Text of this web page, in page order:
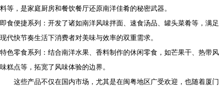
料等，是家庭厨房和餐饮餐厅还原南洋佳肴的秘密武器。
即食便捷系列：开发了诸如南洋风味拌面、速食汤品、罐头菜肴等，满足
现代快节奏生活下消费者对美味与效率的双重需求。
特色零食系列：结合南洋水果、香料制作的休闲零食，如芒果干、热带风
味糕点等，拓宽了风味体验的边界。
这些产品不仅在国内市场，尤其是在闽粤地区广受欢迎，也随着厦门